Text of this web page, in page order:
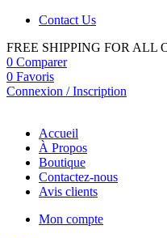
Contact Us
FREE SHIPPING FOR ALL
0 Comparer
0 Favoris
Connexion / Inscription
Accueil
À Propos
Boutique
Contactez-nous
Avis clients
Mon compte